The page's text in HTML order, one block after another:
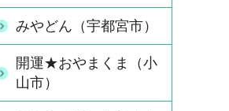
みやどん（宇都宮市）
開運★おやまくま（小
山市）